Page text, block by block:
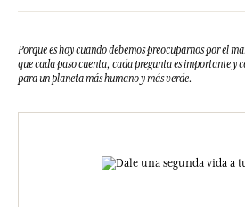
Porque es hoy cuando debemos preocuparnos por el
que cada paso cuenta, cada pregunta es importante y
para un planeta más humano y más verde.